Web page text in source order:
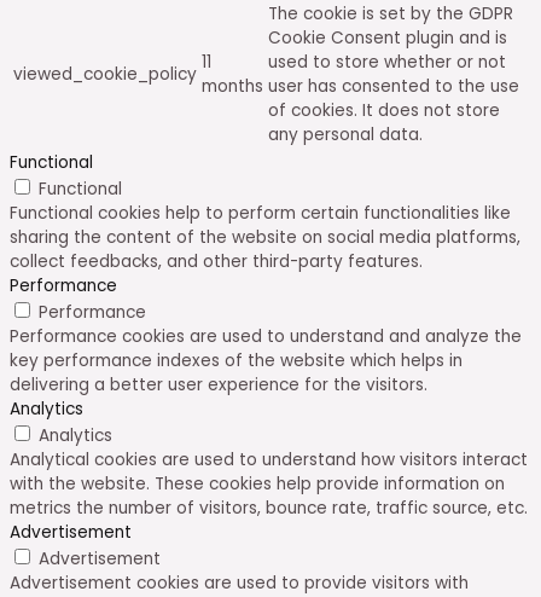
viewed_cookie_policy
11
months
The cookie is set by the GDPR
Cookie Consent plugin and is
used to store whether or not
user has consented to the use
of cookies. It does not store
any personal data.
Functional
Functional
Functional cookies help to perform certain functionalities like
sharing the content of the website on social media platforms,
collect feedbacks, and other third-party features.
Performance
Performance
Performance cookies are used to understand and analyze the
key performance indexes of the website which helps in
delivering a better user experience for the visitors.
Analytics
Analytics
Analytical cookies are used to understand how visitors interact
with the website. These cookies help provide information on
metrics the number of visitors, bounce rate, traffic source, etc.
Advertisement
Advertisement
Advertisement cookies are used to provide visitors with